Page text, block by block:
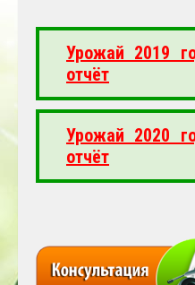
Урожай 2019
отчёт
Урожай 2020
отчёт